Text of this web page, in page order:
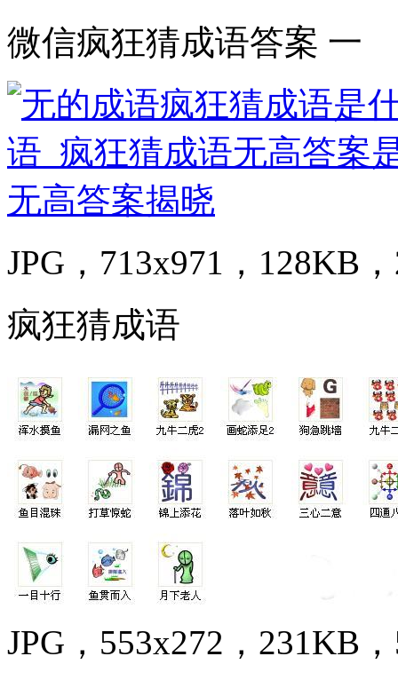
微信疯狂猜成语答案 一
JPG，713x971，128KB
疯狂猜成语
JPG，553x272，231KB